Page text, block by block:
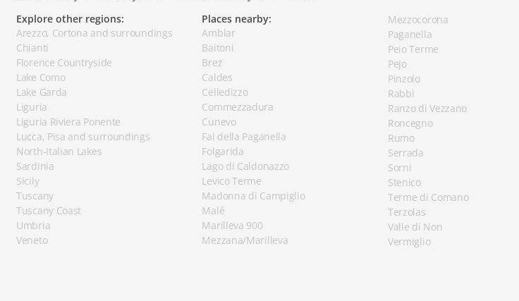
Explore other regions:
Arezzo, Cortona and surroundings
Chianti
Florence Countryside
Lake Como
Lake Garda
Liguria
Liguria Riviera Ponente
Lucca, Pisa and surroundings
North-Italian Lakes
Sardinia
Sicily
Tuscany
Tuscany Coast
Umbria
Veneto
Places nearby:
Amblar
Baitoni
Brez
Caldes
Celledizzo
Commezzadura
Cunevo
Fai della Paganella
Folgarida
Lago di Caldonazzo
Levico Terme
Madonna di Campiglio
Malè
Marilleva 900
Mezzana/Marilleva
Mezzocorona
Paganella
Peio Terme
Pejo
Pinzolo
Rabbi
Ranzo di Vezzano
Roncegno
Rumo
Serrada
Sorni
Stenico
Terme di Comano
Terzolas
Valle di Non
Vermiglio